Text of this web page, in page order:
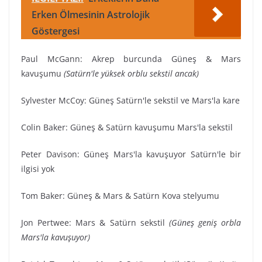
Erken Ölmesinin Astrolojik
Göstergesi
Paul McGann: Akrep burcunda Güneş & Mars
kavuşumu (Satürn'le yüksek orblu sekstil ancak)
Sylvester McCoy: Güneş Satürn'le sekstil ve Mars'la kare
Colin Baker: Güneş & Satürn kavuşumu Mars'la sekstil
Peter Davison: Güneş Mars'la kavuşuyor Satürn'le bir
ilgisi yok
Tom Baker: Güneş & Mars & Satürn Kova stelyumu
Jon Pertwee: Mars & Satürn sekstil (Güneş geniş orbla
Mars'la kavuşuyor)